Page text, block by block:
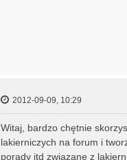
2012-09-09, 10:29
Witaj, bardzo chętnie
lakierniczych na forum i
porady itd związane z